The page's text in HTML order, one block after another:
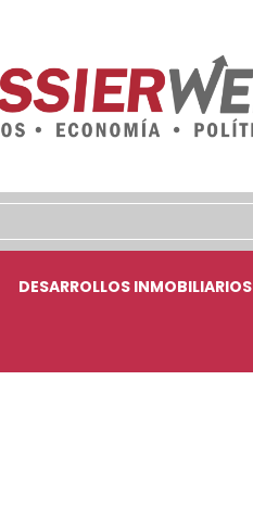
DESARROLLOS INMOBILIARIOS